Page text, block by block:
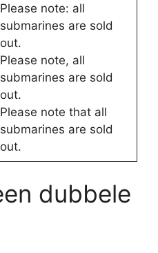
Please note: all
submarines are sold
out.
Please note, all
submarines are sold
out.
Please note that all
submarines are sold
out.
dubbele